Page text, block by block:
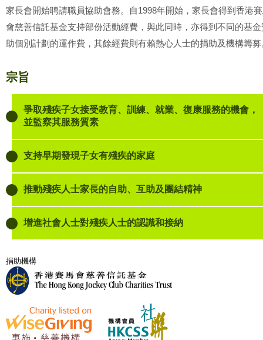
家長會開始聘請職員協助會務。自1998年開始，家長會得到香港
會慈善信託基金支持部份活動經費，與此同時，亦得到不同的基金
助個別計劃的運作費，其餘經費則有賴熱心人士的捐助及機構籌募
宗旨
爭取殘疾子女接受教育、訓練、就業、復康服務的機會，
並監察其服務質素
支持早期發現子女有殘疾的家庭
推動殘疾人士家長的自助、互助及團結精神
增進社會人士對殘疾人士的認識和接納
捐助機構